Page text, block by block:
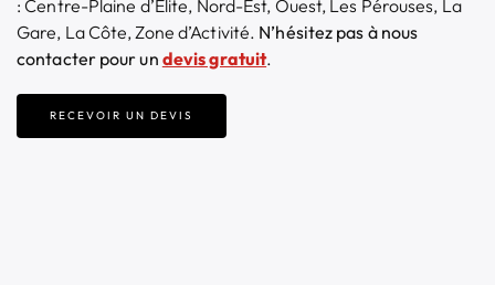
:Centre-Plaine d’Élite, Nord-Est, Ouest, Les Pérouses, La
Gare, La Côte, Zone d’Activité. N’hésitez pas à nous
contacter pour un devis gratuit.
RECEVOIR UN DEVIS